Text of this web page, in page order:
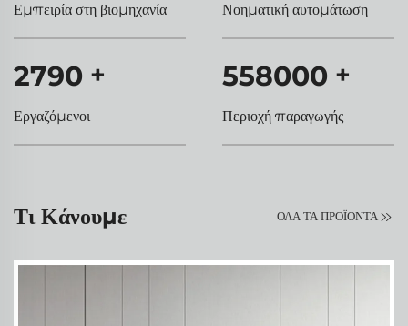
Εμπειρία στη βιομηχανία Νοηματική αυτομάτωση
3000 +
Εργαζόμενοι
600000 +
Περιοχή παραγωγής
Τι Κάνουμε ΟΛΑ ΤΑ ΠΡΟΪΟΝΤΑ